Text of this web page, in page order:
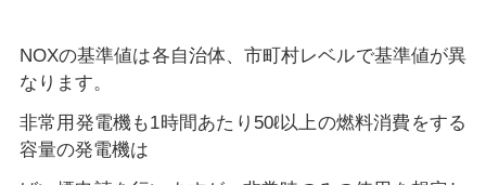
NOXの基準値は各自治体、市町村レベルで基準値が異
なります。
非常用発電機も1時間あたり50ℓ以上の燃料消費をする
容量の発電機は